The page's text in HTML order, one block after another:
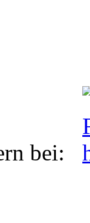
bei: